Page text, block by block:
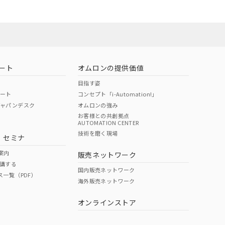
ト
ト
パンデスク
セミナ
内
する
覧（PDF）
オムロンの提供価値
目指す姿
コンセプト「i-Automation!」
オムロンの強み
お客様との共創拠点
AUTOMATION CENTER
技術を磨く現場
販売ネットワーク
国内販売ネットワーク
海外販売ネットワーク
オンラインストア